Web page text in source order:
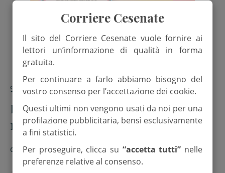
9 Dicembre 2024
IT-alert: simulazione l’11 dicembre
nella Vallata del Savio
di Red.
Corriere Cesenate
Il sito del Corriere Cesenate vuole fornire ai
lettori un’informazione di qualità in forma
gratuita.
Per continuare a farlo abbiamo bisogno del
vostro consenso per l’accettazione dei cookie.
Questi ultimi non vengono usati da noi per una
profilazione pubblicitaria, bensì esclusivamente
a fini statistici.
Per proseguire, clicca su “accetta tutti” nelle
preferenze relative al consenso.